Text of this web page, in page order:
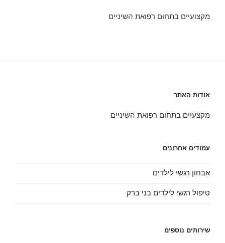
מקצועיים בתחום רפואת השיניים
אודות האתר
מקצעיים בתחום רפואת השיניים
עמודים אחרונים
אבחון רגשי לילדים
טיפול רגשי לילדים בני ברק
שירותים נוספים